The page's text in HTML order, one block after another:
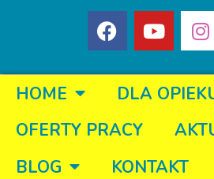
HOME
DLA
OFERTY PRACY
BLOG
KONTAKT